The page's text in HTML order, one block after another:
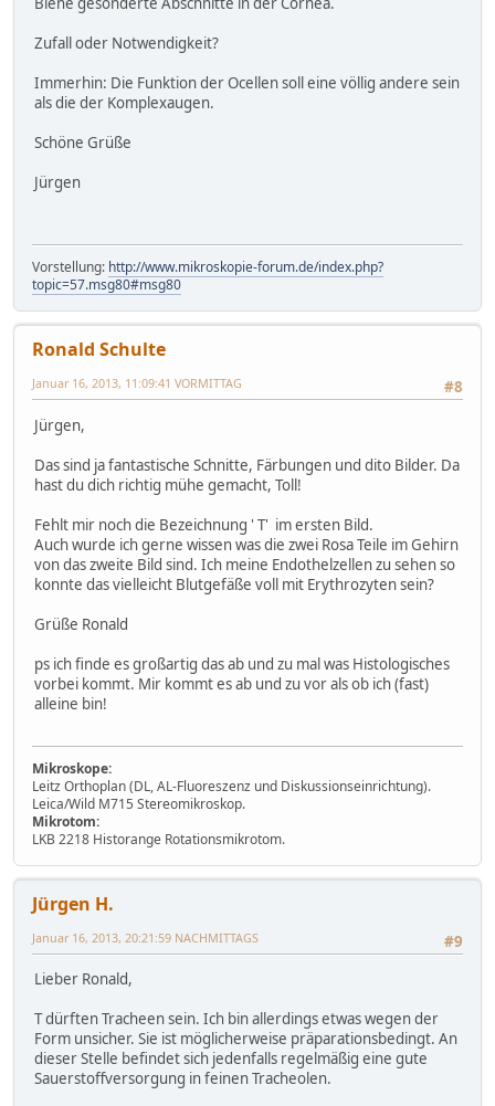
Zufall oder Notwendigkeit?
Immerhin: Die Funktion der Ocellen soll eine völlig andere sein
als die der Komplexaugen.
Schöne Grüße
Jürgen
Vorstellung: http://www.mikroskopie-forum.de/index.php?
topic=57.msg80#msg80
Ronald Schulte
#8
Januar 16, 2013, 11:09:41 VORMITTAG
Jürgen,
Das sind ja fantastische Schnitte, Färbungen und dito Bilder. Da
hast du dich richtig mühe gemacht, Toll!
Fehlt mir noch die Bezeichnung ' T' im ersten Bild.
Auch wurde ich gerne wissen was die zwei Rosa Teile im Gehirn
von das zweite Bild sind. Ich meine Endothelzellen zu sehen so
konnte das vielleicht Blutgefäße voll mit Erythrozyten sein?
Grüße Ronald
ps ich finde es großartig das ab und zu mal was Histologisches
vorbei kommt. Mir kommt es ab und zu vor als ob ich (fast)
alleine bin!
Mikroskope:
Leitz Orthoplan (DL, AL-Fluoreszenz und Diskussionseinrichtung).
Leica/Wild M715 Stereomikroskop.
Mikrotom:
LKB 2218 Historange Rotationsmikrotom.
Jürgen H.
#9
Januar 16, 2013, 20:21:59 NACHMITTAGS
Lieber Ronald,
T dürften Tracheen sein. Ich bin allerdings etwas wegen der
Form unsicher. Sie ist möglicherweise präparationsbedingt. An
dieser Stelle befindet sich jedenfalls regelmäßig eine gute
Sauerstoffversorgung in feinen Tracheolen.